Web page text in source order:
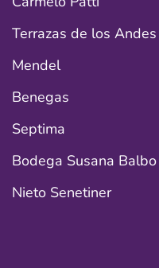
Terrazas de los Andes
Mendel
Benegas
Septima
Bodega Susana Balbo
Nieto Senetiner